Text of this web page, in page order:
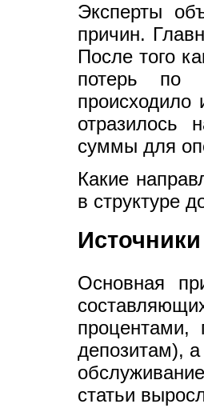
Эксперты
причин.
После того
потерь по
отразилось
суммы для
Какие
в структуре
Основная
депозитам), а
статьи